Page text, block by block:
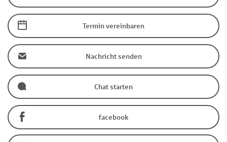
Termin vereinbaren
Nachricht senden
Chat starten
facebook